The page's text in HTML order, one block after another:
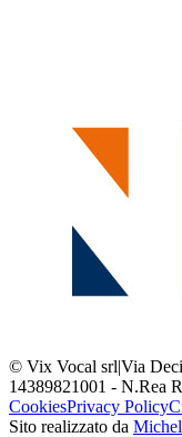
© Vix Vocal srl|Via
14389821001 - N.Rea
CookiesPrivacy Policy
Sito realizzato da